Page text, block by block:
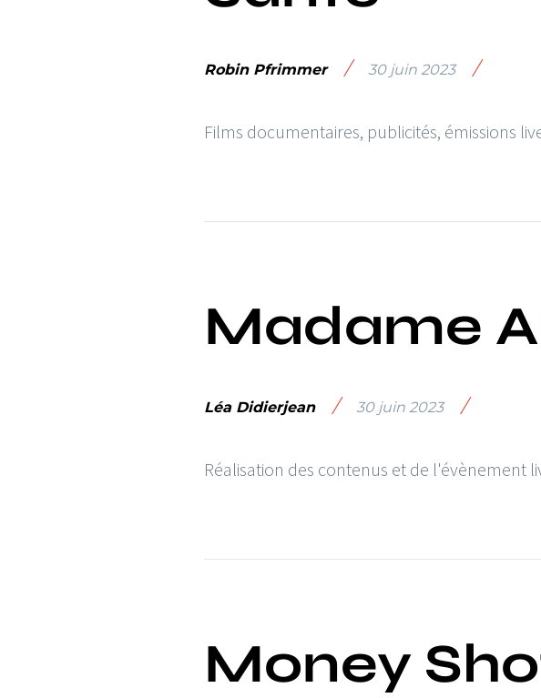
Robin Pfrimmer / 30 juin 2023 /
Films documentaires, publicités, émissions
Madame
Léa Didierjean / 30 juin 2023 /
Réalisation des contenus et de l'évènement
Money